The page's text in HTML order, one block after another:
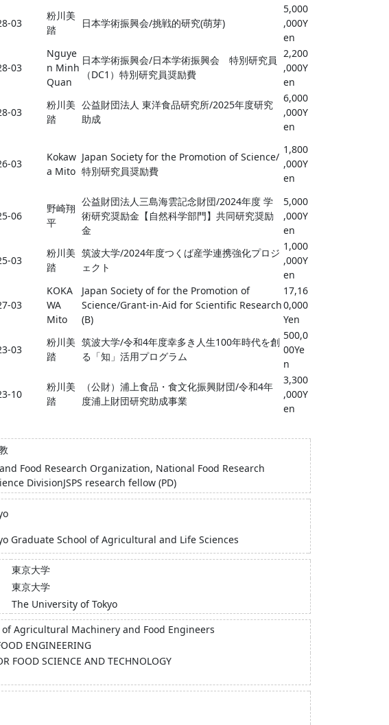
03
粉川美
踏
日本学術振興会/挑戦的研究(萌芽)
5,000
,000Y
en
03
Nguye
n Minh
Quan
日本学術振興会/日本学術振興会 特別研究員
（DC1）特別研究員奨励費
2,200
,000Y
en
03
粉川美
踏
公益財団法人 東洋食品研究所/2025年度研究
助成
6,000
,000Y
en
03
Kokaw
a Mito
Japan Society for the Promotion of Science/
特別研究員奨励費
1,800
,000Y
en
06
野崎翔
平
公益財団法人三島海雲記念財団/2024年度 学
術研究奨励金【自然科学部門】共同研究奨励
金
5,000
,000Y
en
03
粉川美
踏
筑波大学/2024年度つくば産学連携強化プロジ
ェクト
1,000
,000Y
en
03
KOKA
WA
Mito
Japan Society of for the Promotion of
Science/Grant-in-Aid for Scientific Research
(B)
17,16
0,000
Yen
03
粉川美
踏
筑波大学/令和4年度幸多き人生100年時代を創
る「知」活用プログラム
500,0
00Ye
n
10
粉川美
踏
（公財）浦上食品・食文化振興財団/令和4年
度浦上財団研究助成事業
3,300
,000Y
en
Food Research Organization, National Food Research
DivisionJSPS research fellow (PD)
Graduate School of Agricultural and Life Sciences
東京大学
東京大学
The University of Tokyo
of Agricultural Machinery and Food Engineers
ENGINEERING
FOOD SCIENCE AND TECHNOLOGY